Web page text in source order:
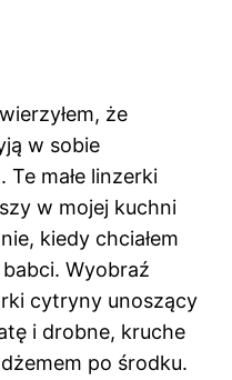
że
w sobie
małe linzerki
w mojej kuchni
kiedy chciałem
Wyobraź
cytryny unoszący
i drobne, kruche
po środku.